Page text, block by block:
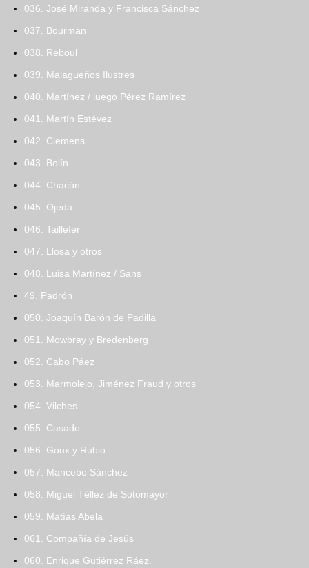
036. José Miranda y Francisca Sánchez
037. Bourman
038. Reboul
039. Malagueños Ilustres
040. Martínez / luego Pérez Ramírez
041. Martín Estévez
042. Clemens
043. Bolín
044. Chacón
045. Ojeda
046. Taillefer
047. Llosa y otros
048. Luisa Martínez / Sans
49. Padrón
050. Joaquín Barón de Padilla
051. Mowbray y Bredenberg
052. Cabo Páez
053. Marmolejo, Jiménez Fraud y otros
054. Vilches
055. Casado
056. Goux y Rubio
057. Mancebo Sánchez
058. Miguel Téllez de Sotomayor
059. Matías Abela
061. Compañía de Jesús
060. Enrique Gutiérrez Ráez.